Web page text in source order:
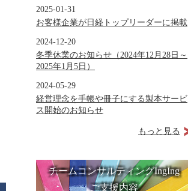
2025-01-31
お客様企業が日経トップリーダーに掲載
2024-12-20
冬季休業のお知らせ（2024年12月28日～
2025年1月5日）
2024-05-29
経営理念を手帳や冊子にする製本サービ
ス開始のお知らせ
もっと見る
チームコンサルティングIngIng
ご支援内容